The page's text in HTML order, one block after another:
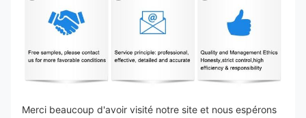
Merci beaucoup d'avoir visité notre site et nous espérons